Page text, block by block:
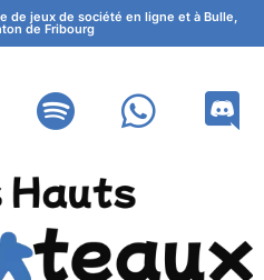
de jeux de société en ligne et à Bulle,
de Fribourg